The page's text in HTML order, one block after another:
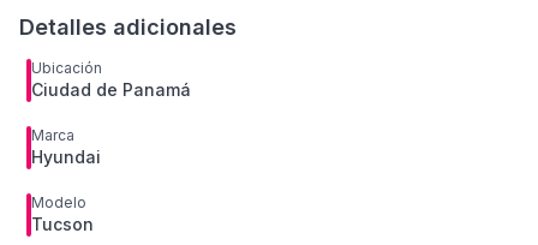
Detalles adicionales
Ubicación
Ciudad de Panamá
Marca
Hyundai
Modelo
Tucson